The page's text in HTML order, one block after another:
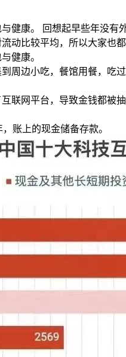
健康。 回想起早些年没
动比较平均，所以大家也
健康。
周边小吃，餐馆用餐，
联网平台，导致金钱都被
账上的现金储备存款。